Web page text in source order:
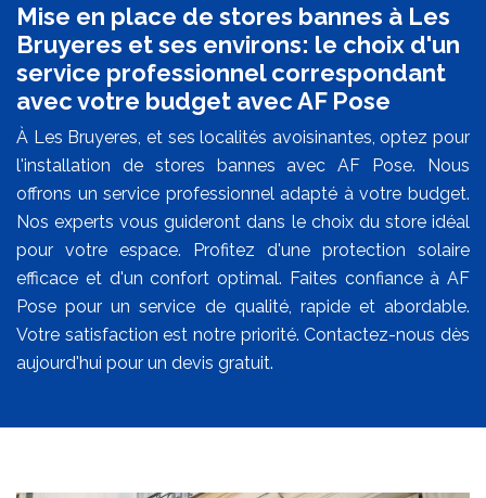
Mise en place de stores bannes à Les
Bruyeres et ses environs: le choix d'un
service professionnel correspondant
avec votre budget avec AF Pose
À Les Bruyeres, et ses localités avoisinantes, optez pour
l'installation de stores bannes avec AF Pose. Nous
offrons un service professionnel adapté à votre budget.
Nos experts vous guideront dans le choix du store idéal
pour votre espace. Profitez d'une protection solaire
efficace et d'un confort optimal. Faites confiance à AF
Pose pour un service de qualité, rapide et abordable.
Votre satisfaction est notre priorité. Contactez-nous dès
aujourd'hui pour un devis gratuit.